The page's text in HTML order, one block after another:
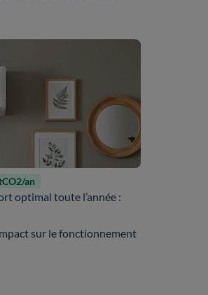
an
optimal toute l’année :
sur le fonctionnement